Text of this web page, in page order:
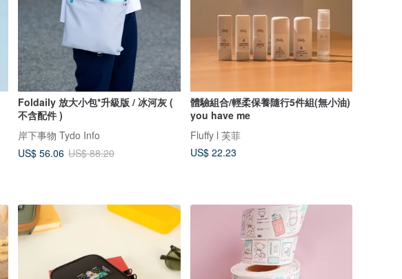
Foldaily 放大小包*升級版 / 冰河灰 (
不含配件 )
岸下事物 Tydo Info
US$ 56.06 US$ 88.20
體驗組合/輕柔保養隨行5件組(無小油)
you have me
Fluffy l 芙菲
US$ 22.23